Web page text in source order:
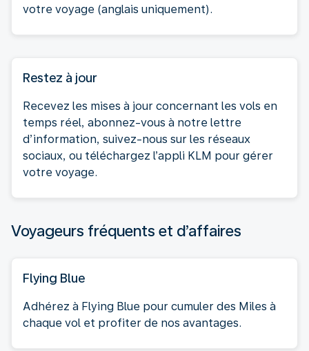
votre voyage (anglais uniquement).
Restez à jour
Recevez les mises à jour concernant les vols en
temps réel, abonnez-vous à notre lettre
d’information, suivez-nous sur les réseaux
sociaux, ou téléchargez l’appli KLM pour gérer
votre voyage.
Voyageurs fréquents et d’affaires
Flying Blue
Adhérez à Flying Blue pour cumuler des Miles à
chaque vol et profiter de nos avantages.